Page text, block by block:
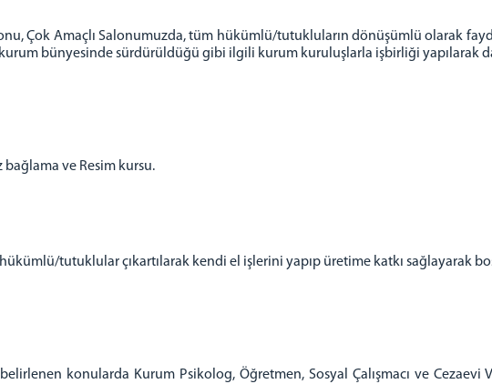
Çok Amaçlı Salonumuzda, tüm hükümlü/tutukluların dönüşümlü olarak
bünyesinde sürdürüldüğü gibi ilgili kurum kuruluşlarla işbirliği yapılarak
ve Resim kursu.
tutuklular çıkartılarak kendi el işlerini yapıp üretime katkı sağlayarak
belirlenen konularda Kurum Psikolog, Öğretmen, Sosyal Çalışmacı ve